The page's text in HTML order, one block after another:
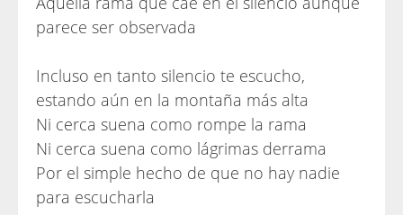
parece ser observada
Incluso en tanto silencio te escucho,
estando aún en la montaña más alta
Ni cerca suena como rompe la rama
Ni cerca suena como lágrimas derrama
Por el simple hecho de que no hay nadie
para escucharla